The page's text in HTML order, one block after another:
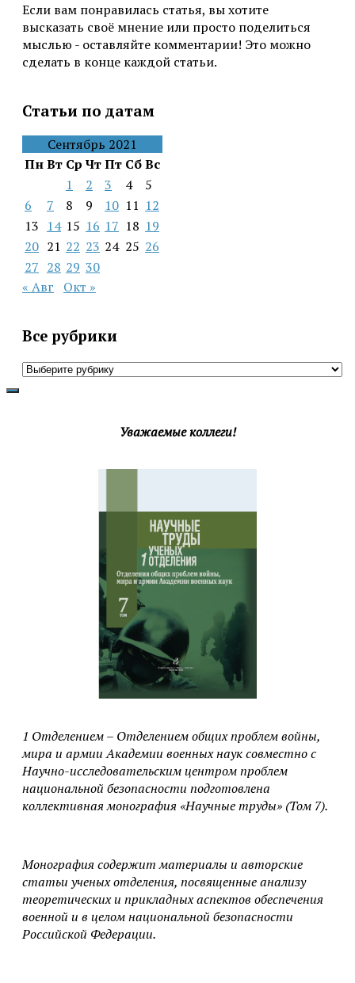
Если вам понравилась статья, вы хотите
высказать своё мнение или просто поделиться
мыслью - оставляйте комментарии! Это можно
сделать в конце каждой статьи.
Статьи по датам
Сентябрь 2021
ПнВт Ср ЧтПт СбВс
1
2 3 4
5
6
7 8 9 10 11 12
13 14 15 16 17 18 19
20 21 22 23 24 25 26
27 28 29 30
« Авг
Окт »
Все рубрики
Все
Уважаемые коллеги!
1 Отделением – Отделением общих проблем войны,
мира и армии Академии военных наук совместно с
Научно-исследовательским центром проблем
национальной безопасности подготовлена
коллективная монография «Научные труды» (Том 7).
Монография содержит материалы и авторские
статьи ученых отделения, посвященные анализу
теоретических и прикладных аспектов обеспечения
военной и в целом национальной безопасности
Российской Федерации.